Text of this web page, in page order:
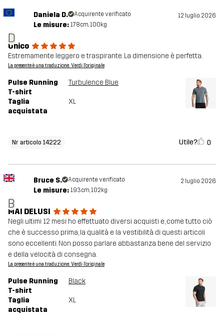
D
Daniela D. Acquirente verificato 12 luglio 2026
Le misure: 178cm, 100kg
Unico
Estremamente leggero e traspirante. La dimensione è perfetta.
La presente è una traduzione. Verdi l'originale
Pulse Running
T-shirt
Turbulence Blue
Taglia
acquistata
XL
Nr articolo 14222 Utile? 0
B
Bruce S. Acquirente verificato 2 luglio 2026
Le misure: 193cm, 102kg
MAI DELUSI
Negli ultimi 12 mesi ho effettuato diversi acquisti e, come tutto ciò
che è successo prima, la qualità e la vestibilità di questi articoli
sono eccellenti. Non posso parlare abbastanza bene del servizio
e della velocità di consegna.
La presente è una traduzione. Verdi l'originale
Pulse Running
T-shirt
Black
Taglia
acquistata
XL